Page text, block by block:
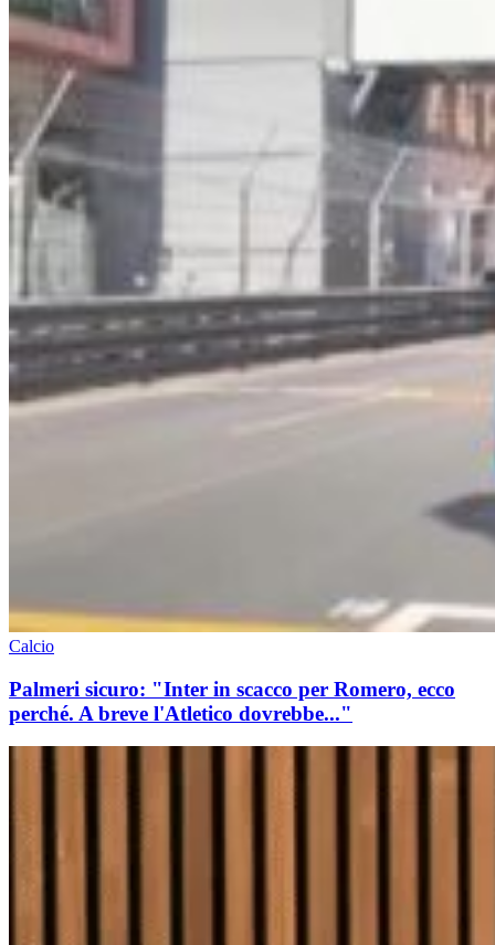
Calcio
Palmeri sicuro: "Inter in scacco per Romero, ecco
perché. A breve l'Atletico dovrebbe..."